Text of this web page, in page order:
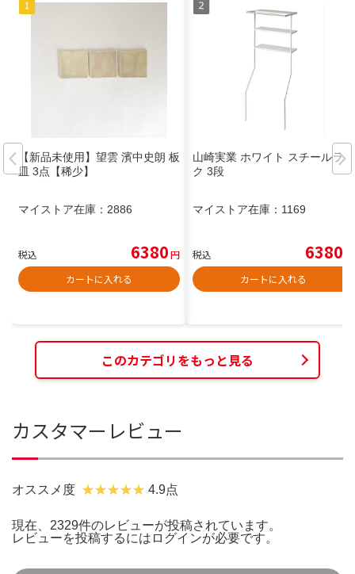
【新品未使用】望雲 濱中史朗 板
皿 3点【稀少】
マイストア在庫： 2886
税込 6380円
カートに入れる
山崎実業 ホワイト スチールラッ
ク 3段
マイストア在庫： 1169
税込 6380
カートに入れる
このカテゴリをもっと見る
カスタマーレビュー
オススメ度 4.9点
現在、2329件のレビューが投稿されています。
レビューを投稿するには ログインが必要です。